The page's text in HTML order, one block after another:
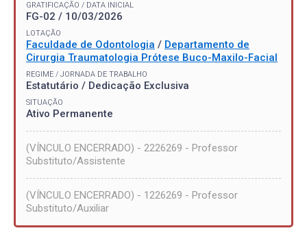
GRATIFICAÇÃO / DATA INICIAL
FG-02 / 10/03/2026
LOTAÇÃO
Faculdade de Odontologia / Departamento de
Cirurgia Traumatologia Prótese Buco-Maxilo-Facial
REGIME / JORNADA DE TRABALHO
Estatutário / Dedicação Exclusiva
SITUAÇÃO
Ativo Permanente
(VÍNCULO ENCERRADO) - 2226269 - Professor
Substituto/Assistente
(VÍNCULO ENCERRADO) - 1226269 - Professor
Substituto/Auxiliar